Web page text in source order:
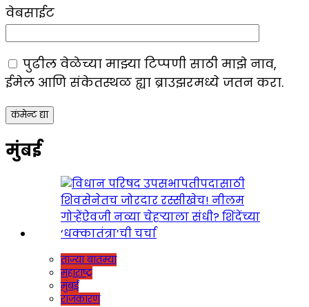
वेबसाईट
पुढील वेळेच्या माझ्या टिप्पणी साठी माझे नाव,
ईमेल आणि संकेतस्थळ ह्या ब्राउझरमध्ये जतन करा.
मुंबई
ताज्या बातम्या
महाराष्ट्र
मुंबई
राजकारण